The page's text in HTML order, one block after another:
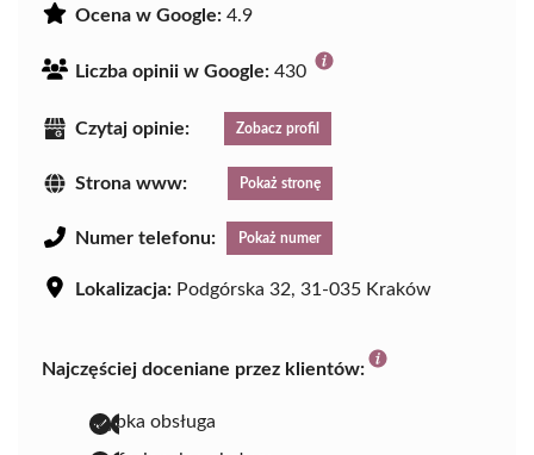
Ocena w Google: 4.9
Liczba opinii w Google: 430
Czytaj opinie: Zobacz profil
Strona www: Pokaż stronę
Numer telefonu: Pokaż numer
Lokalizacja: Podgórska 32, 31-035 Kraków
Najczęściej doceniane przez klientów:
szybka obsługa